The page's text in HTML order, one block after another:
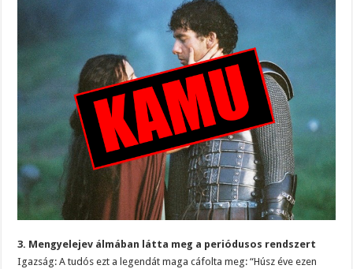
3. Mengyelejev álmában látta meg a periódusos rendszert
Igazság: A tudós ezt a legendát maga cáfolta meg: “Húsz éve ezen